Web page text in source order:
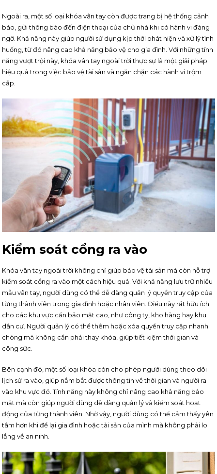
Ngoài ra, một số loại khóa vân tay còn được trang bị hệ thống cảnh
báo, gửi thông báo đến điện thoại của chủ nhà khi có hành vi đáng
ngờ. Khả năng này giúp người sử dụng kịp thời phát hiện và xử lý tình
huống, từ đó nâng cao khả năng bảo vệ cho gia đình. Với những tính
năng vượt trội này, khóa vân tay ngoài trời thực sự là một giải pháp
hiệu quả trong việc bảo vệ tài sản và ngăn chặn các hành vi trộm
cắp.
Kiểm soát cổng ra vào
Khóa vân tay ngoài trời không chỉ giúp bảo vệ tài sản mà còn hỗ trợ
kiểm soát cổng ra vào một cách hiệu quả. Với khả năng lưu trữ nhiều
mẫu vân tay, người dùng có thể dễ dàng quản lý quyền truy cập của
từng thành viên trong gia đình hoặc nhân viên. Điều này rất hữu ích
cho các khu vực cần bảo mật cao, như công ty, kho hàng hay khu
dân cư. Người quản lý có thể thêm hoặc xóa quyền truy cập nhanh
chóng mà không cần phải thay khóa, giúp tiết kiệm thời gian và
công sức.
Bên cạnh đó, một số loại khóa còn cho phép người dùng theo dõi
lịch sử ra vào, giúp nắm bắt được thông tin về thời gian và người ra
vào khu vực đó. Tính năng này không chỉ nâng cao khả năng bảo
mật mà còn giúp người dùng dễ dàng quản lý và kiểm soát hoạt
động của từng thành viên. Nhờ vậy, người dùng có thể cảm thấy yên
tâm hơn khi để lại gia đình hoặc tài sản của mình mà không phải lo
lắng về an ninh.